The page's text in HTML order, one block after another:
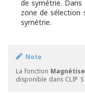
de symétrie. Dans
zone de sélection
symétrie.
Note
La fonction
disponible dans CLIP